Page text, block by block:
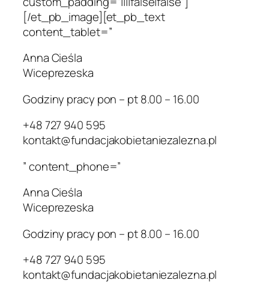
[/et_pb_image][et_pb_text
content_tablet=”
Anna Cieśla
Wiceprezeska
Godziny pracy pon – pt 8.00 – 16.00
+48 727 940 595
kontakt@fundacjakobietaniezalezna.pl
” content_phone=”
Anna Cieśla
Wiceprezeska
Godziny pracy pon – pt 8.00 – 16.00
+48 727 940 595
kontakt@fundacjakobietaniezalezna.pl